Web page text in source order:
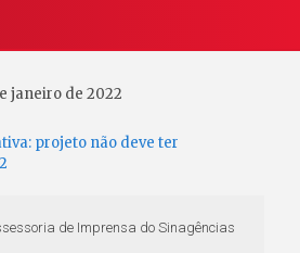
janeiro de 2022
projeto não deve ter
de Imprensa do Sinagências